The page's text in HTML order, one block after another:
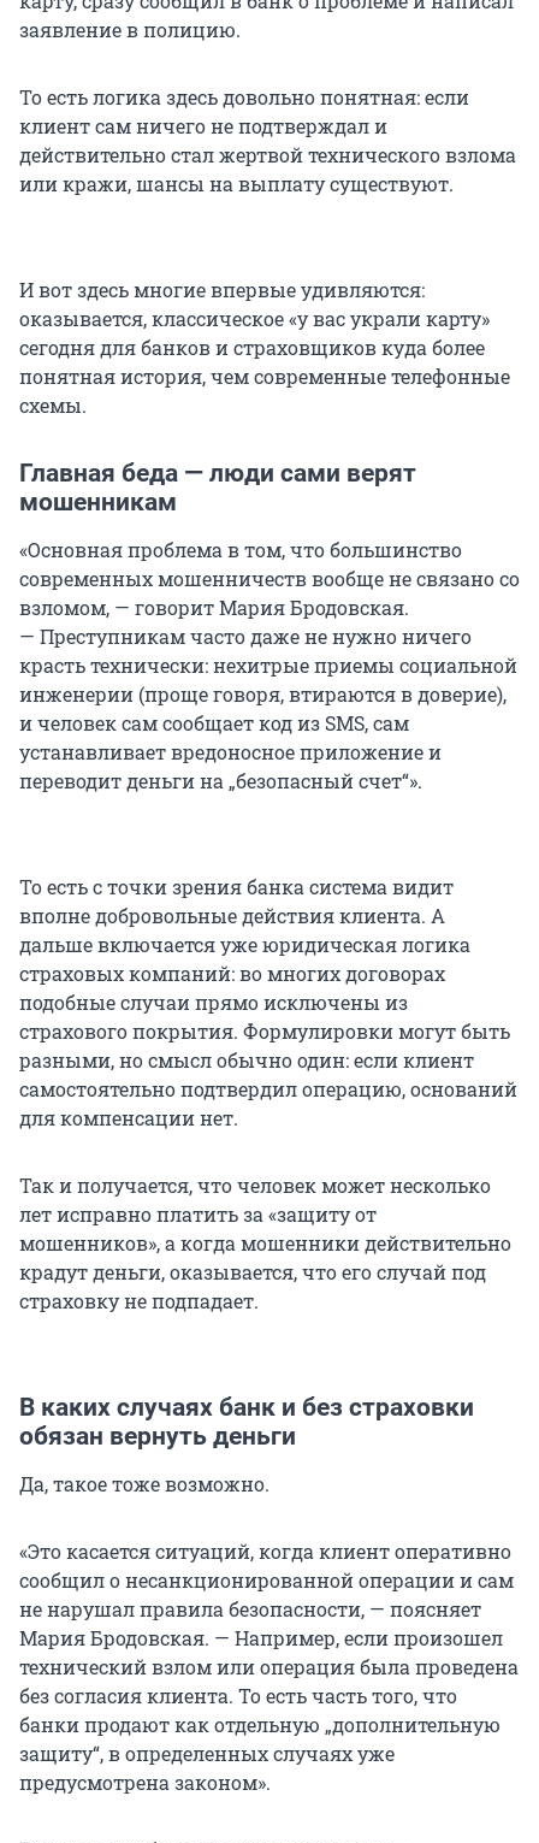
заявление в полицию.
То есть логика здесь довольно понятная: если
клиент сам ничего не подтверждал и
действительно стал жертвой технического взлома
или кражи, шансы на выплату существуют.
И вот здесь многие впервые удивляются:
оказывается, классическое «у вас украли карту»
сегодня для банков и страховщиков куда более
понятная история, чем современные телефонные
схемы.
Главная беда — люди сами верят
мошенникам
«Основная проблема в том, что большинство
современных мошенничеств вообще не связано со
взломом, — говорит Мария Бродовская.
— Преступникам часто даже не нужно ничего
красть технически: нехитрые приемы социальной
инженерии (проще говоря, втираются в доверие),
и человек сам сообщает код из SMS, сам
устанавливает вредоносное приложение и
переводит деньги на „безопасный счет“».
То есть с точки зрения банка система видит
вполне добровольные действия клиента. А
дальше включается уже юридическая логика
страховых компаний: во многих договорах
подобные случаи прямо исключены из
страхового покрытия. Формулировки могут быть
разными, но смысл обычно один: если клиент
самостоятельно подтвердил операцию, оснований
для компенсации нет.
Так и получается, что человек может несколько
лет исправно платить за «защиту от
мошенников», а когда мошенники действительно
крадут деньги, оказывается, что его случай под
страховку не подпадает.
В каких случаях банк и без страховки
обязан вернуть деньги
Да, такое тоже возможно.
«Это касается ситуаций, когда клиент оперативно
сообщил о несанкционированной операции и сам
не нарушал правила безопасности, — поясняет
Мария Бродовская. — Например, если произошел
технический взлом или операция была проведена
без согласия клиента. То есть часть того, что
банки продают как отдельную „дополнительную
защиту“, в определенных случаях уже
предусмотрена законом».